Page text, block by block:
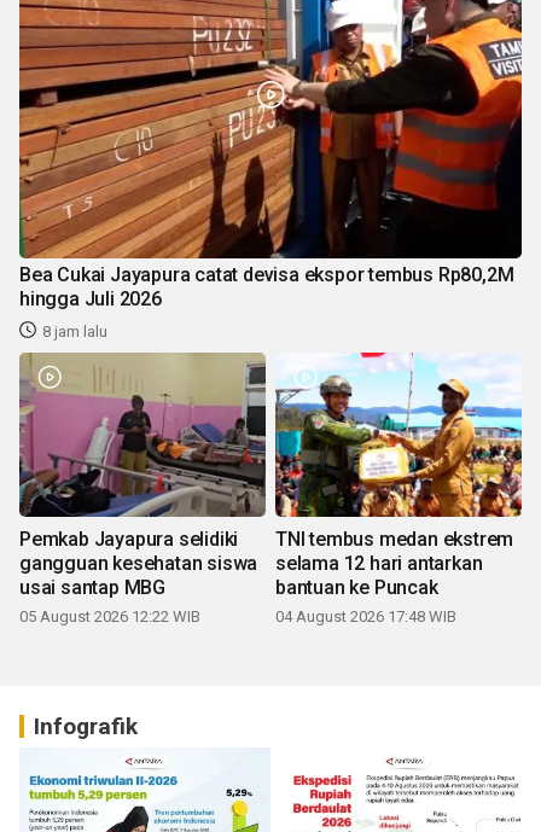
Bea Cukai Jayapura catat devisa ekspor tembus Rp80,2M
hingga Juli 2026
8 jam lalu
Pemkab Jayapura selidiki
gangguan kesehatan siswa
usai santap MBG
05 August 2026 12:22 WIB
TNI tembus medan ekstrem
selama 12 hari antarkan
bantuan ke Puncak
04 August 2026 17:48 WIB
Infografik